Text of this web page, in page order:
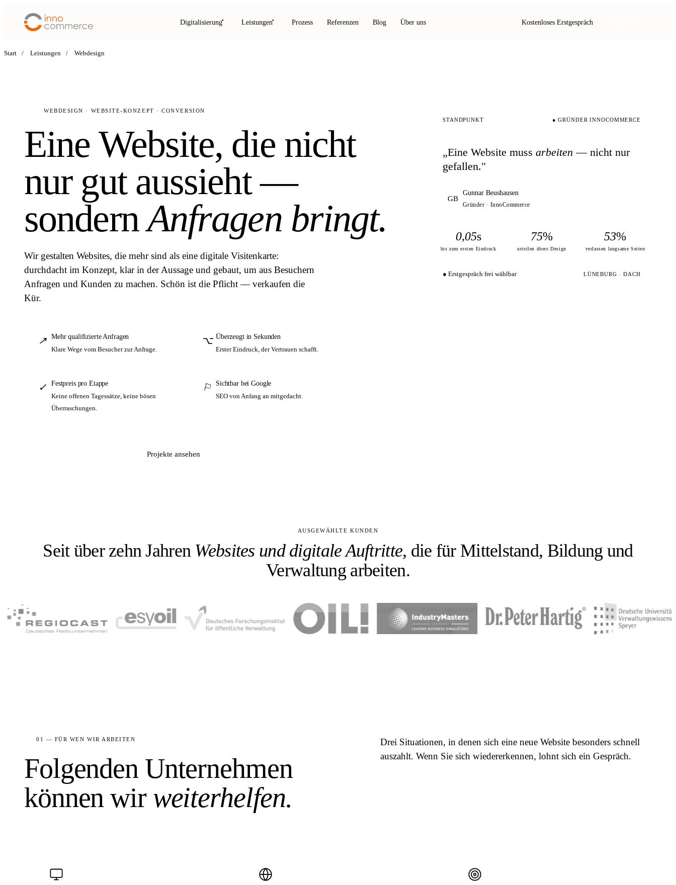
Digitalisierung Leistungen Prozess Referenzen Blog Über uns Kostenloses Erstgespräch
Start / Leistungen / Webdesign
WEBDESIGN · WEBSITE-KONZEPT · CONVERSION
Eine Website, die nicht
nur gut aussieht —
sondernAnfragen bringt.
Wir gestalten Websites, die mehr sind als eine digitale Visitenkarte:
durchdacht im Konzept, klar in der Aussage und gebaut, um aus Besuchern
Anfragen und Kunden zu machen. Schön ist die Pflicht — verkaufen die
Kür.
↗
Mehr qualifizierte Anfragen
Klare Wege vom Besucher zur Anfrage.
⌥ Überzeugt in Sekunden
Erster Eindruck, der Vertrauen schafft.
✓
Festpreis pro Etappe
Keine offenen Tagessätze, keine bösen
Überraschungen.
⚐
Sichtbar bei Google
SEO von Anfang an mitgedacht.
Projekte ansehen
STANDPUNKT ● GRÜNDER INNOCOMMERCE
„Eine Website muss arbeiten — nicht nur
gefallen."
GB
Gunnar Beushausen
Gründer · InnoCommerce
0,05s
bis zum ersten Eindruck
75%
urteilen übers Design
53%
verlassen langsame Seiten
● Erstgespräch frei wählbar LÜNEBURG · DACH
AUSGEWÄHLTE KUNDEN
Seit über zehn Jahren Websites und digitale Auftritte, die für Mittelstand, Bildung und
Verwaltung arbeiten.
01 — FÜR WEN WIR ARBEITEN
Folgenden Unternehmen
können wir weiterhelfen.
Drei Situationen, in denen sich eine neue Website besonders schnell
auszahlt. Wenn Sie sich wiedererkennen, lohnt sich ein Gespräch.